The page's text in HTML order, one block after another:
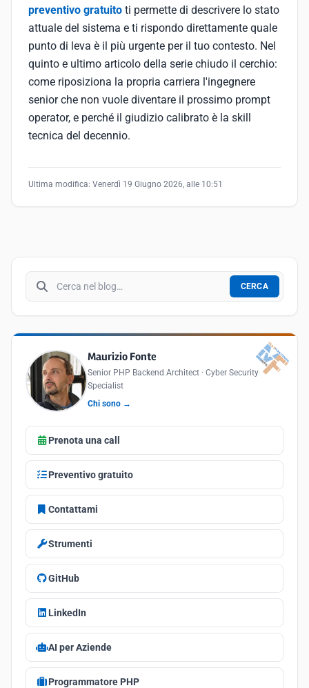
preventivo gratuito ti permette di descrivere lo stato
attuale del sistema e ti rispondo direttamente quale
punto di leva è il più urgente per il tuo contesto. Nel
quinto e ultimo articolo della serie chiudo il cerchio:
come riposiziona la propria carriera l'ingegnere
senior che non vuole diventare il prossimo prompt
operator, e perché il giudizio calibrato è la skill
tecnica del decennio.
Ultima modifica: Venerdì 19 Giugno 2026, alle 10:51
Cerca nel blog
CERCA
Maurizio Fonte
Senior PHP Backend Architect · Cyber Security
Specialist
Chi sono →
Prenota una call
Preventivo gratuito
Contattami
Strumenti
GitHub
LinkedIn
AI per Aziende
Programmatore PHP